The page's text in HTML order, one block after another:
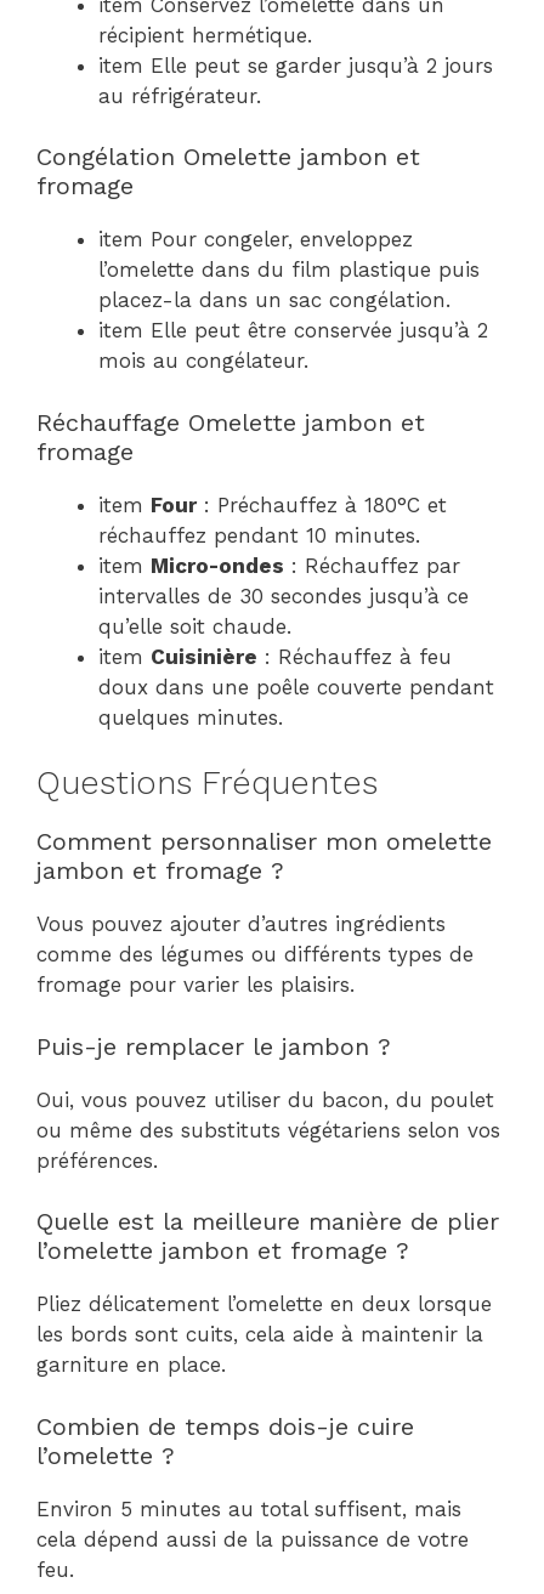
récipient hermétique.
item Elle peut se garder jusqu’à 2 jours
au réfrigérateur.
Congélation Omelette jambon et
fromage
item Pour congeler, enveloppez
l’omelette dans du film plastique puis
placez-la dans un sac congélation.
item Elle peut être conservée jusqu’à 2
mois au congélateur.
Réchauffage Omelette jambon et
fromage
item Four: Préchauffez à 180°C et
réchauffez pendant 10 minutes.
item Micro-ondes : Réchauffez par
intervalles de 30 secondes jusqu’à ce
qu’elle soit chaude.
item Cuisinière : Réchauffez à feu
doux dans une poêle couverte pendant
quelques minutes.
Questions Fréquentes
Comment personnaliser mon omelette
jambon et fromage ?
Vous pouvez ajouter d’autres ingrédients
comme des légumes ou différents types de
fromage pour varier les plaisirs.
Puis-je remplacer le jambon ?
Oui, vous pouvez utiliser du bacon, du poulet
ou même des substituts végétariens selon vos
préférences.
Quelle est la meilleure manière de plier
l’omelette jambon et fromage ?
Pliez délicatement l’omelette en deux lorsque
les bords sont cuits, cela aide à maintenir la
garniture en place.
Combien de temps dois-je cuire
l’omelette ?
Environ 5 minutes au total suffisent, mais
cela dépend aussi de la puissance de votre
feu.